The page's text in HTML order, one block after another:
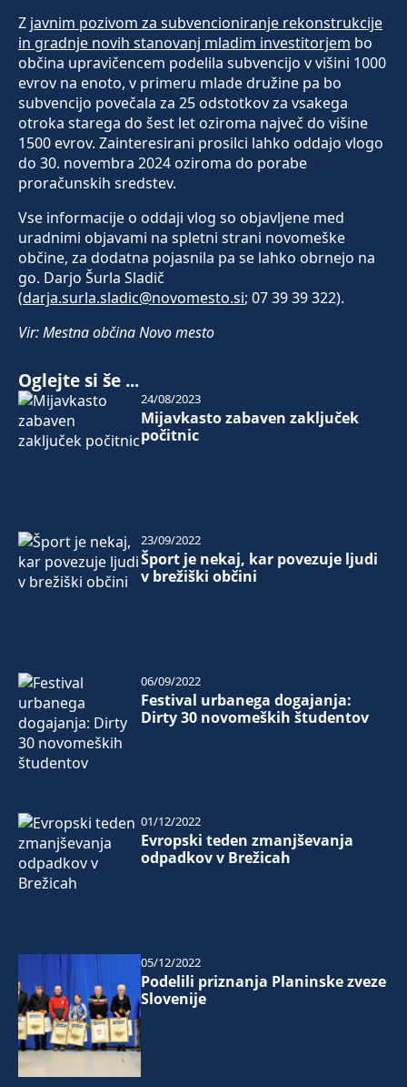
Z javnim pozivom za subvencioniranje rekonstrukcije
in gradnje novih stanovanj mladim investitorjem bo
občina upravičencem podelila subvencijo v višini 1000
evrov na enoto, v primeru mlade družine pa bo
subvencijo povečala za 25 odstotkov za vsakega
otroka starega do šest let oziroma največ do višine
1500 evrov. Zainteresirani prosilci lahko oddajo vlogo
do 30. novembra 2024 oziroma do porabe
proračunskih sredstev.
Vse informacije o oddaji vlog so objavljene med
uradnimi objavami na spletni strani novomeške
občine, za dodatna pojasnila pa se lahko obrnejo na
go. Darjo Šurla Sladič
(darja.surla.sladic@novomesto.si; 07 39 39 322).
Vir: Mestna občina Novo mesto
Oglejte si še ...
Mijavkasto zabaven zaključek
počitnic
24/08/2023
Šport je nekaj, kar povezuje ljudi
v brežiški občini
23/09/2022
Festival urbanega dogajanja:
Dirty 30 novomeških študentov
06/09/2022
Evropski teden zmanjševanja
odpadkov v Brežicah
01/12/2022
Podelili priznanja Planinske zveze
Slovenije
05/12/2022